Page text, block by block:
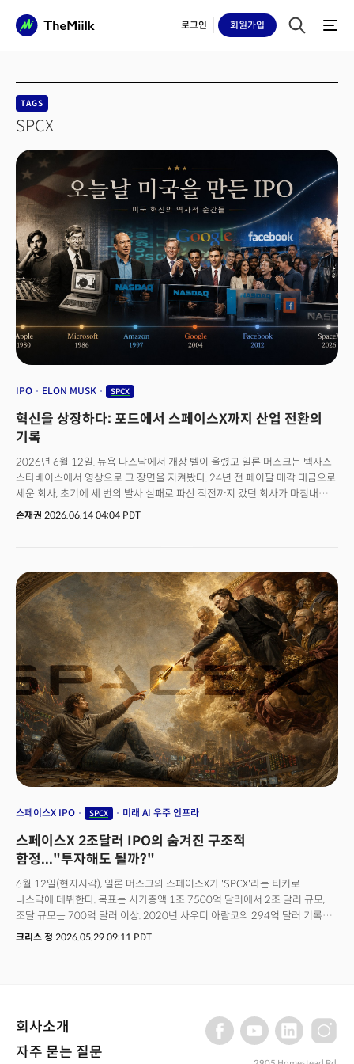
로그인 회원가입
TAGS
SPCX
IPO ELON MUSK SPCX
혁신을 상장하다: 포드에서 스페이스X까지 산업 전환의
기록
2026년 6월 12일. 뉴욕 나스닥에서 개장 벨이 울렸고 일론 머스크는 텍사스
스타베이스에서 영상으로 그 장면을 지켜봤다. 24년 전 페이팔 매각 대금으로
세운 회사, 초기에 세 번의 발사 실패로 파산 직전까지 갔던 회사가 마침내
상장에 성공했다.스페이스X는 단순한 로켓 회사가 아니었다. 이 회사의 사명은
달러 자산가가 됐다.👉 스페이스X, 시총 7위·머스크 조만장자 등극… “인간
폰지 사기” 비판도
손재권 2026.06.14 04:04 PDT
스페이스X IPO SPCX 미래 AI 우주 인프라
스페이스X 2조달러 IPO의 숨겨진 구조적
함정..."투자해도 될까?"
6월 12일(현지시각), 일론 머스크의 스페이스X가 'SPCX'라는 티커로
나스닥에 데뷔한다. 목표는 시가총액 1조 7500억 달러에서 2조 달러 규모,
조달 규모는 700억 달러 이상. 2020년 사우디 아람코의 294억 달러 기록을
두 배가 넘게 갈아치우는 사상 최대 규모의 기업공개(IPO) 이벤트다. 말
시스템. 스페이스X IPO의 본질은 바로 여기에 있다.
크리스 정 2026.05.29 09:11 PDT
회사소개
자주 묻는 질문